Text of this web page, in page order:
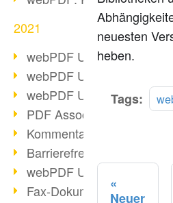
2021
webPDF Update 8.0.0.2376
webPDF Update 8.0.0.2374
webPDF Update
PDF Association 2021
Kommentare im PDF
Barrierefreie PDF-
webPDF Update 8.0.0.2338
Fax-Dokumente in Workflow
neuesten
heben.
Tags:
Neuer